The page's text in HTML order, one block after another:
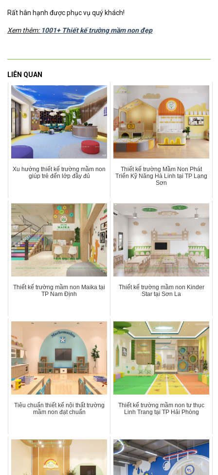
Rất hân hạnh được phục vụ quý khách!
Xem thêm: 1001+ Thiết kế trường mầm non đẹp
LIÊN QUAN
Xu hướng thiết kế trường mầm non
giúp trẻ đến lớp đầy đủ
Thiết kế trường Mầm Non Phát
Triển Kỹ Năng Hà Linh tại TP Lạng
Sơn
Thiết kế trường mầm non Maika tại
TP Nam Định
Thiết kế trường mầm non Kinder
Star tại Sơn La
Tiêu chuẩn thiết kế nội thất trường
mầm non đạt chuẩn
Thiết kế trường mầm non tư thục
Linh Trang tại TP Hải Phòng